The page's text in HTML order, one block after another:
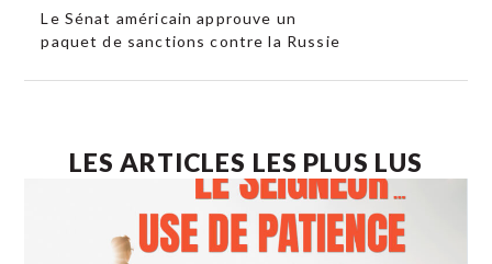
Le Sénat américain approuve un
paquet de sanctions contre la Russie
LES ARTICLES LES PLUS LUS